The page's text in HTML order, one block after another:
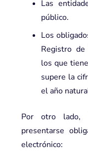
Las
público.
Los
Registro
los que
supere la
el año
Por otro lado,
presentarse
electrónico: